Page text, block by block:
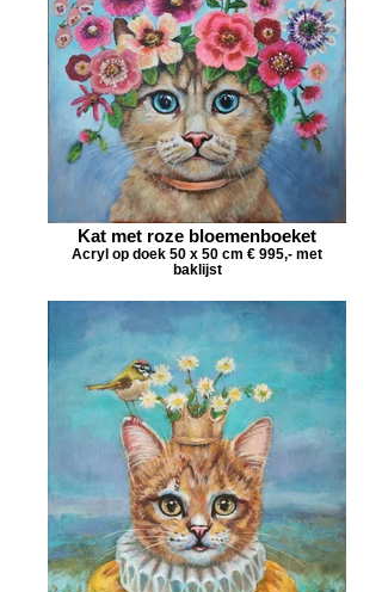
Kat met roze bloemenboeket
Acryl op doek 50 x 50 cm € 995,- met
baklijst